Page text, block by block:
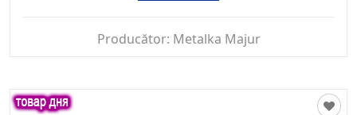
Producător: Metalka Majur